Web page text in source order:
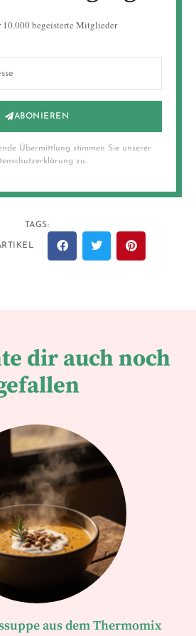
10.000 begeisterte Mitglieder
ABONIEREN
Übermittlung stimmen Sie unserer
zu.
TAGS:
dir auch noch
aus dem Thermomix